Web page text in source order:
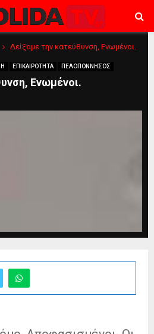
Δείξαμε την κατεύθυνση, Ενωμένοι.
ΕΠΙΚΑΙΡΟΤΗΤΑ ΠΕΛΟΠΟΝΝΗΣΟΣ
Ενωμένοι.